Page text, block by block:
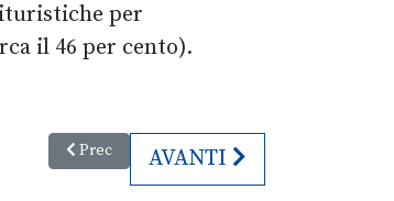
per
il 46 per cento).
Articolo precedente: Classifica qualità della
Prec ARTICOLO
AVANTI